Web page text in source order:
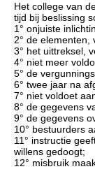
Het college van
tijd bij beslissing
1° onjuiste
2° de
3° het uittreksel,
4° niet meer
5° de
6° twee jaar na
7° niet voldoet
8° de gegevens
9° de gegevens
10° bestuurders
11° instructie
willens gedoogt;
12° misbruik